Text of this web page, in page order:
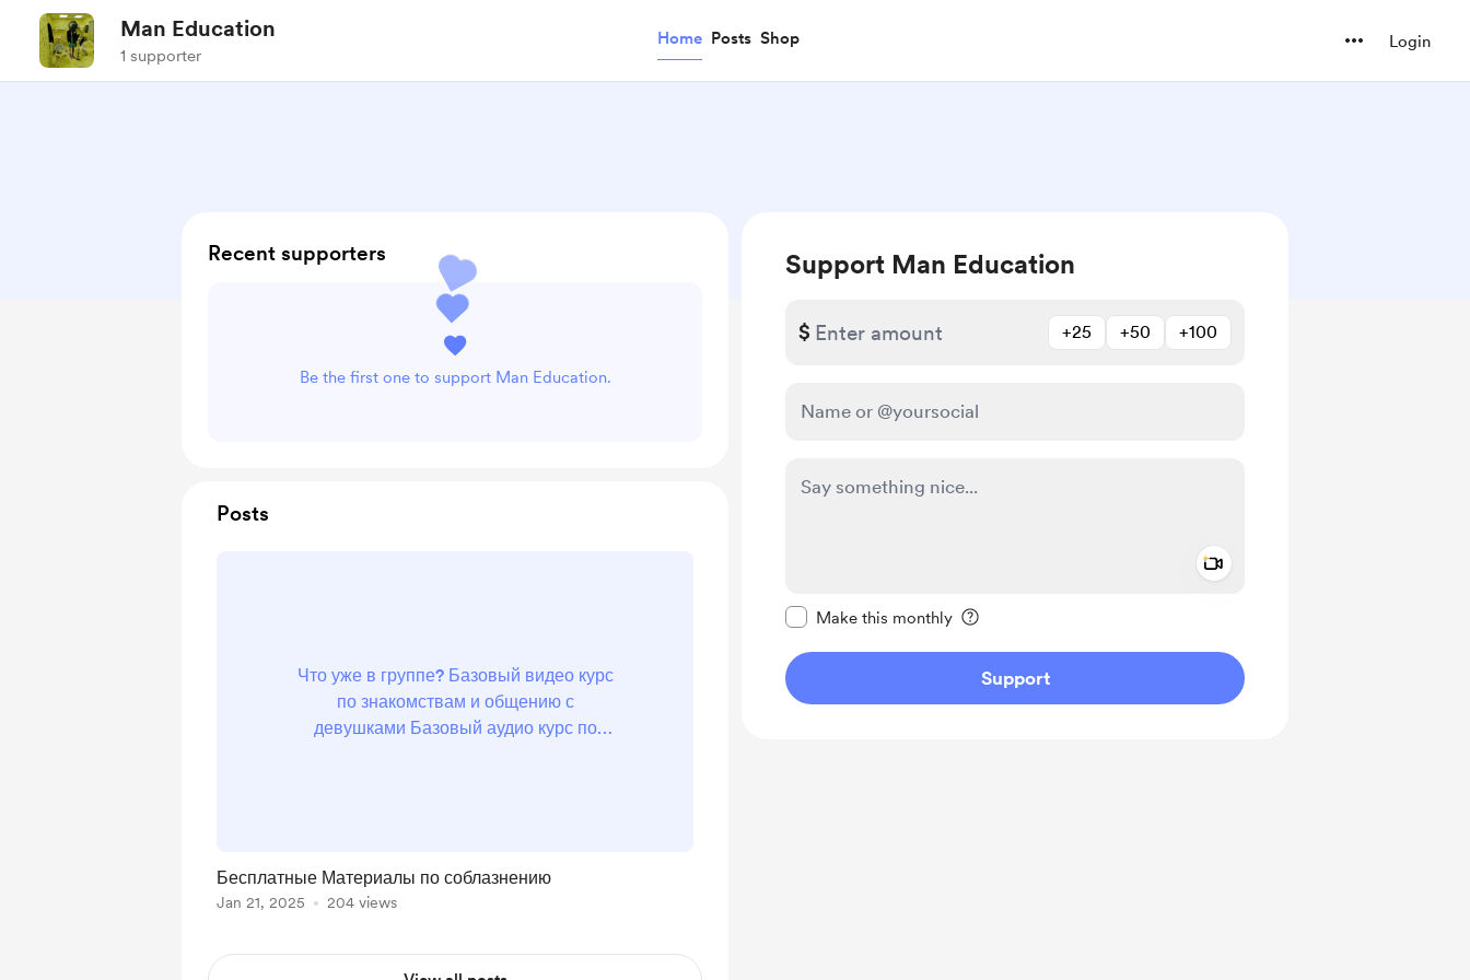
Man Education
1 supporter
Home Posts Shop Login
Support Man Education
$ +25 +50 +100
Make this monthly
Support
Recent supporters
Be the first one to support Man Education.
Posts
Что уже в группе? Базовый видео курс
по знакомствам и общению с
девушками Базовый аудио курс по
Бесплатные Материалы по соблазнению
Jan 21, 2025 204 views